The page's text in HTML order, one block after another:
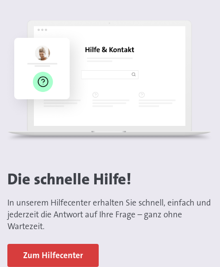
Die schnelle Hilfe!
In unserem Hilfecenter erhalten Sie schnell, einfach und
jederzeit die Antwort auf Ihre Frage – ganz ohne
Wartezeit.
Zum Hilfecenter